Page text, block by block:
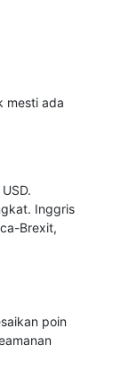
mesti ada
Inggris
Brexit,
poin